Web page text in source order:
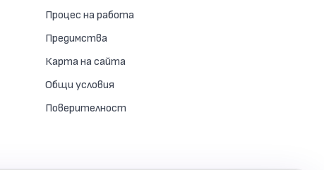
Процес на работа
Предимства
Карта на сайта
Общи условия
Поверителност